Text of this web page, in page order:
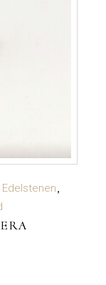
Edelstenen